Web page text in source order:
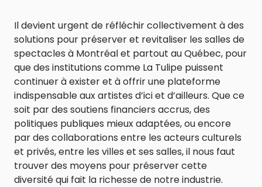
Il devient urgent de réfléchir collectivement à des
solutions pour préserver et revitaliser les salles de
spectacles à Montréal et partout au Québec, pour
que des institutions comme La Tulipe puissent
continuer à exister et à offrir une plateforme
indispensable aux artistes d’ici et d’ailleurs. Que ce
soit par des soutiens financiers accrus, des
politiques publiques mieux adaptées, ou encore
par des collaborations entre les acteurs culturels
et privés, entre les villes et ses salles, il nous faut
trouver des moyens pour préserver cette
diversité qui fait la richesse de notre industrie.